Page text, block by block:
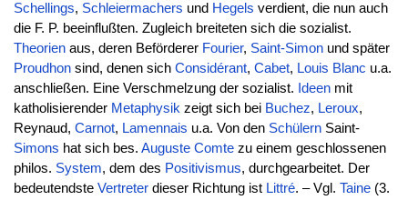
Schellings, Schleiermachers und Hegels verdient, die nun auch
die F. P. beeinflußten. Zugleich breiteten sich die sozialist.
Theorienaus, deren Beförderer Fourier, Saint-Simonund später
Proudhonsind, denen sich Considérant, Cabet, Louis Blanc u.a.
anschließen. Eine Verschmelzung der sozialist. Ideenmit
katholisierender Metaphysik zeigt sich bei Buchez, Leroux,
Reynaud, Carnot, Lamennais u.a. Von den SchülernSaint-
Simons hat sich bes. Auguste Comtezu einem geschlossenen
philos. System, dem des Positivismus, durchgearbeitet. Der
bedeutendste Vertreterdieser Richtung ist Littré. – Vgl. Taine(3.